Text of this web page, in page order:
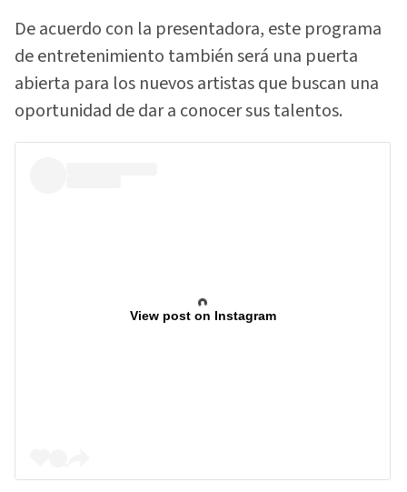
De acuerdo con la presentadora, este programa
de entretenimiento también será una puerta
abierta para los nuevos artistas que buscan una
oportunidad de dar a conocer sus talentos.
View post on Instagram